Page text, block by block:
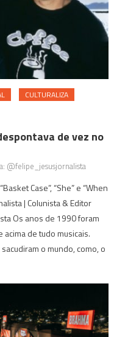
CULTURALIZA
de vez no
@felipe_jesusjornalista
Case”, “She” e “When
| Colunista & Editor
Os anos de 1990 foram
de tudo musicais.
o mundo, como, o